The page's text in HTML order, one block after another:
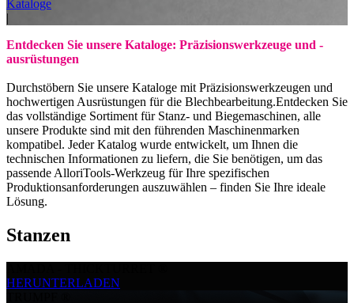
Kataloge
|
Entdecken Sie unsere Kataloge: Präzisionswerkzeuge und -
ausrüstungen
Durchstöbern Sie unsere Kataloge mit Präzisionswerkzeugen und
hochwertigen Ausrüstungen für die Blechbearbeitung.Entdecken Sie
das vollständige Sortiment für Stanz- und Biegemaschinen, alle
unsere Produkte sind mit den führenden Maschinenmarken
kompatibel. Jeder Katalog wurde entwickelt, um Ihnen die
technischen Informationen zu liefern, die Sie benötigen, um das
passende AlloriTools-Werkzeug für Ihre spezifischen
Produktionsanforderungen auszuwählen – finden Sie Ihre ideale
Lösung.
Stanzen
HERUNTERLADEN